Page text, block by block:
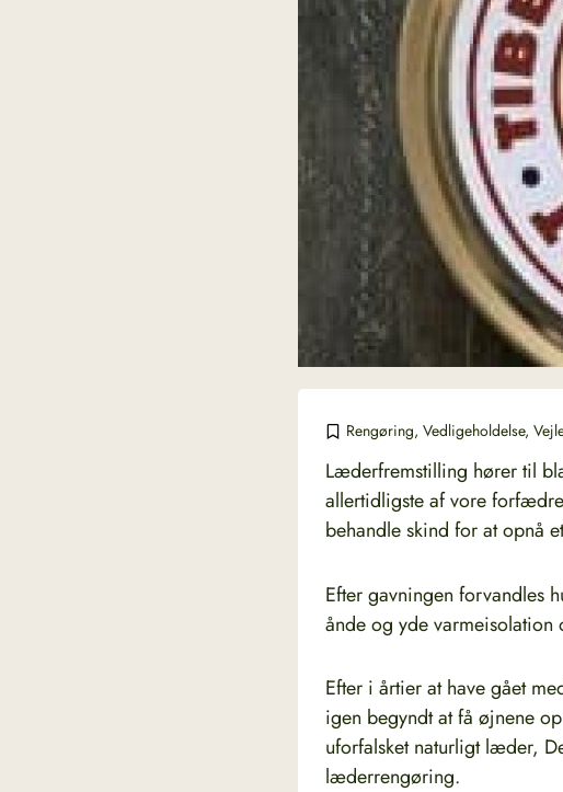
Rengøring, Vedligeholdelse,
Læderfremstilling hører til
allertidligste af vore
behandle skind for at opnå
Efter gavningen forvandles
ånde og yde
Efter i årtier at have gået
igen begyndt at få øjnene
uforfalsket naturligt læder,
læderrengøring.